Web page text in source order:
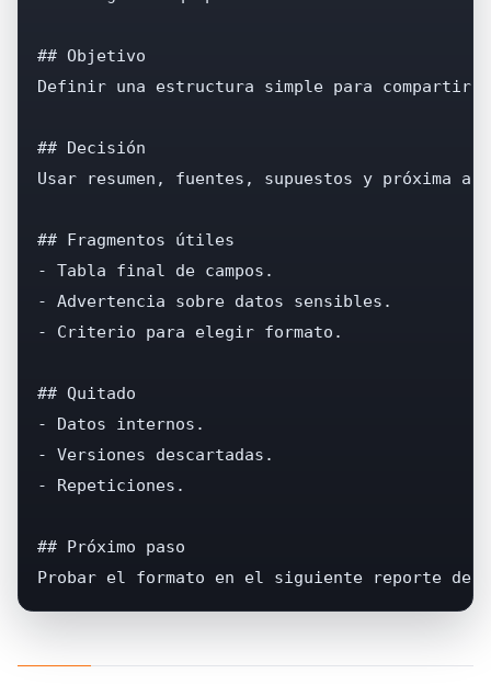
## Objetivo
Definir una estructura simple para compartir
## Decisión
Usar resumen, fuentes, supuestos y próxima
## Fragmentos útiles
- Tabla final de campos.
- Advertencia sobre datos sensibles.
- Criterio para elegir formato.
## Quitado
- Datos internos.
- Versiones descartadas.
- Repeticiones.
## Próximo paso
Probar el formato en el siguiente reporte de